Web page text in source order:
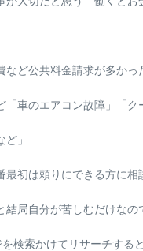
など公共料金請求が多かっ
車のエアコン故障」「ク
」
初は頼りにできる方に相
局自分が苦しむだけなの
検索かけてリサーチする